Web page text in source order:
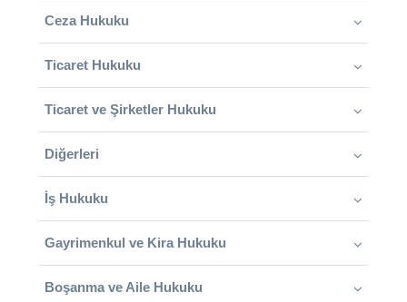
Ceza Hukuku
Ticaret Hukuku
Ticaret ve Şirketler Hukuku
Diğerleri
İş Hukuku
Gayrimenkul ve Kira Hukuku
Boşanma ve Aile Hukuku